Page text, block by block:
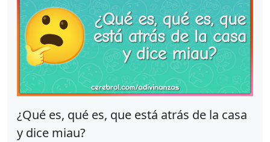
¿Qué es, qué es, que está atrás de la casa
y dice miau?